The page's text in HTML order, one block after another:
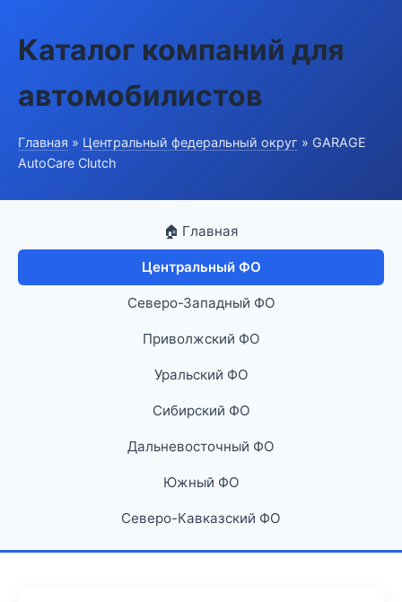
Каталог компаний для
автомобилистов
Главная » Центральный федеральный округ » GARAGE
AutoCare Clutch
🏠 Главная
Центральный ФО
Северо-Западный ФО
Приволжский ФО
Уральский ФО
Сибирский ФО
Дальневосточный ФО
Южный ФО
Северо-Кавказский ФО